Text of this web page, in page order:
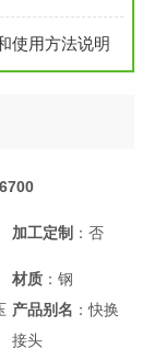
使用方法说明
加工定制：否
材质：钢
产品别名 ：快换
接头